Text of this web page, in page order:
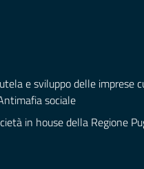
e sviluppo delle imprese
sociale
in house della Regione